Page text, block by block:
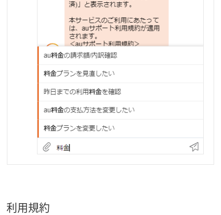
利用規約